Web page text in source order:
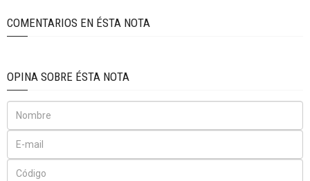
COMENTARIOS EN ÉSTA NOTA
OPINA SOBRE ÉSTA NOTA